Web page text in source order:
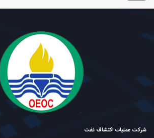
شرکت عملیات اکتشاف نفت